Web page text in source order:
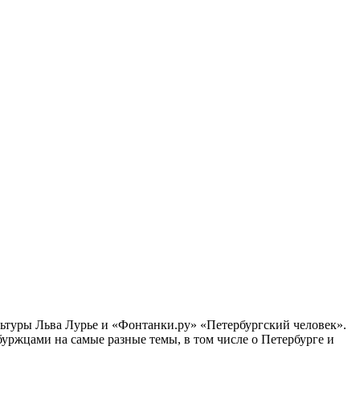
Льва Лурье и «Фонтанки.ру» «Петербургский человек».
на самые разные темы, в том числе о Петербурге и